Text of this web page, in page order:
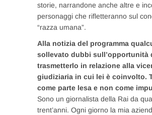
storie, narrandone anche altre e
personaggi che rifletteranno sul
“razza umana”.
Alla notizia del programma
sollevato dubbi sull’opportunità
trasmetterlo in relazione alla
giudiziaria in cui lei è coinvolto.
come parte lesa e non come
Sono un giornalista della Rai da
trent’anni. Ogni giorno la mia